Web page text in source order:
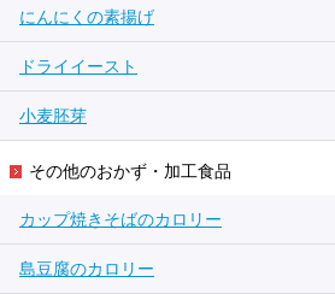
にんにくの素揚げ
ドライイースト
小麦胚芽
その他のおかず・加工食品
カップ焼きそばのカロリー
島豆腐のカロリー